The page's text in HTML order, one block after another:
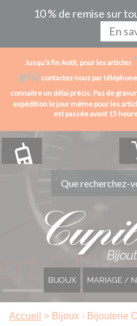
10 % de remise sur
En
Jusqu'à fin Août, pour les articles
gris) contactez nous par
connaitre un délai précis. Pas de
expédition le jour même pour les
est passée avant 15
BIJOUX MARIAGE /
Accueil > Bijoux - Bijouterie